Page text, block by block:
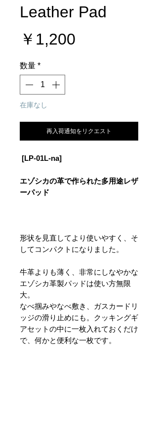
Leather Pad
￥1,200
数量 *
在庫なし
再入荷通知をリクエスト
[LP-01L-na]
エゾシカの革で作られた多用途レザ
ーパッド
形状を見直してより使いやすく、そ
してコンパクトになりました。
牛革よりも薄く、非常にしなやかな
エゾシカ革製パッドは使い方無限
大。
なべ掴みやなべ敷き、ガスカードリ
ッジの滑り止めにも。クッキングギ
アセットの中に一枚入れておくだけ
で、何かと便利な一枚です。